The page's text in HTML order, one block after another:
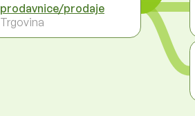
prodavnice/prodaje
Trgovina